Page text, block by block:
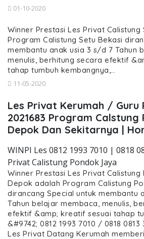
01-10-2020
Winner Prestasi Les Privat Calistung
Program Calistung Setu Bekasi
membantu anak usia 3 s/d 7 Tahun
menulis, berhitung secara efektif
tahap tumbuh kembangnya,…
11-05-2020
Les Privat Kerumah / Guru
2021683 Program
Depok Dan Sekitarnya |
WINPI Les 0812 1993 7010 | 0818
Privat Calistung Pondok Jaya
Winner Prestasi Les Privat
Depok adalah Program Calistung
dirancang Special untuk membantu
Tahun belajar membaca, menulis,
efektif &amp; kreatif sesuai tahap
&#9742; 0812 1993 7010 / 0818
Les Privat Datang Kerumah